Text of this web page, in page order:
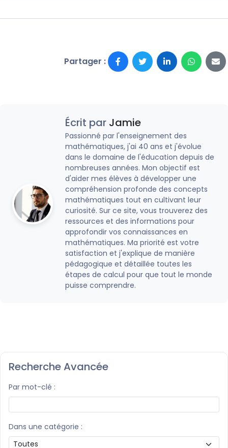
Partager :
Écrit par Jamie
Passionné par l'enseignement des
mathématiques, j'ai 40 ans et j'évolue
dans le domaine de l'éducation depuis de
nombreuses années. Mon objectif est
d'aider mes élèves à développer une
compréhension profonde des concepts
mathématiques tout en cultivant leur
curiosité. Sur ce site, vous trouverez des
ressources et des informations pour
approfondir vos connaissances en
mathématiques. Ma priorité est votre
satisfaction et j'explique de manière
pédagogique et détaillée toutes les
étapes de calcul pour que tout le monde
puisse comprendre.
Recherche Avancée
Par mot-clé :
Dans une catégorie :